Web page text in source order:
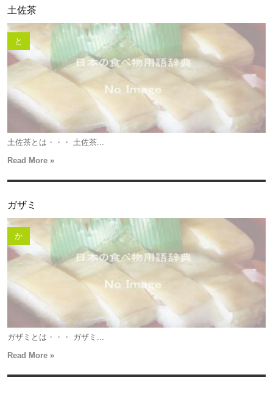
土佐茶
と
土佐茶とは・・・ 土佐茶...
Read More »
ガザミ
か
ガザミとは・・・ ガザミ...
Read More »